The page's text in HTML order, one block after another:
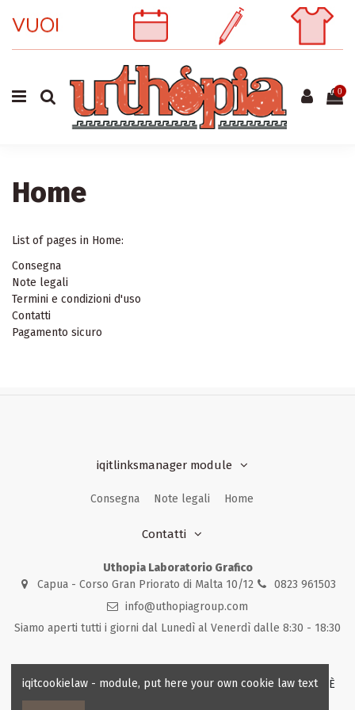
0
Home
List of pages in Home:
Consegna
Note legali
Termini e condizioni d'uso
Contatti
Pagamento sicuro
iqitlinksmanager module
Consegna Note legali Home
Contatti
Uthopia Laboratorio Grafico
Capua - Corso Gran Priorato di Malta 10/12
0823 961503
info@uthopiagroup.com
Siamo aperti tutti i giorni dal Lunedì al Venerdì dalle 8:30 - 18:30
© 2023 - Uthopia Laboratorio Grafico - Tutti i diritti riservati - È
vietata la riproduzione anche parziale dei contenuti.
iqitcookielaw - module, put here your own cookie law text